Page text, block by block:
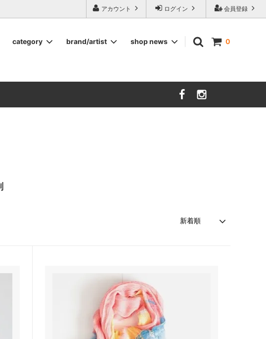
ィンテージ食器,雅峰窯やソルテグラスジュエリーなどの作家の作品が並びます】
会員登録
ログイン
アカウント
0
category brand/artist
一翠窯
shop news